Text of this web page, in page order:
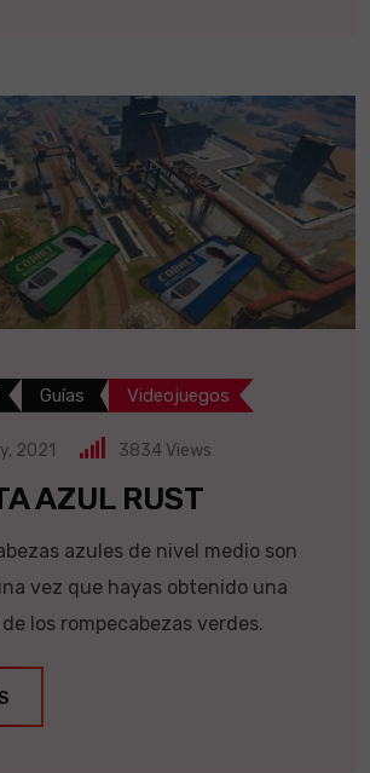
Guías Videojuegos
2021 3834 Views
AZUL RUST
azules de nivel medio son
vez que hayas obtenido una
los rompecabezas verdes.